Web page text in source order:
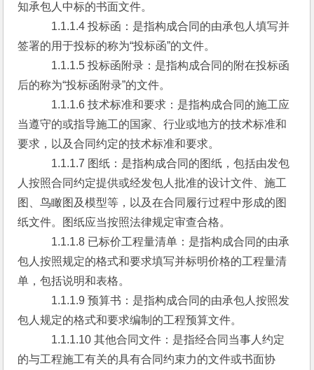
知承包人中标的书面文件。
1.1.1.4 投标函：是指构成合同的由承包人填写并
签署的用于投标的称为“投标函”的文件。
1.1.1.5 投标函附录：是指构成合同的附在投标函
后的称为“投标函附录”的文件。
1.1.1.6 技术标准和要求：是指构成合同的施工应
当遵守的或指导施工的国家、行业或地方的技术标准和
要求，以及合同约定的技术标准和要求。
1.1.1.7 图纸：是指构成合同的图纸，包括由发包
人按照合同约定提供或经发包人批准的设计文件、施工
图、鸟瞰图及模型等，以及在合同履行过程中形成的图
纸文件。图纸应当按照法律规定审查合格。
1.1.1.8 已标价工程量清单：是指构成合同的由承
包人按照规定的格式和要求填写并标明价格的工程量清
单，包括说明和表格。
1.1.1.9 预算书：是指构成合同的由承包人按照发
包人规定的格式和要求编制的工程预算文件。
1.1.1.10 其他合同文件：是指经合同当事人约定
的与工程施工有关的具有合同约束力的文件或书面协